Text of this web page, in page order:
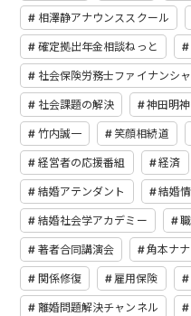
相澤静アナウンススクール
確定拠出年金相談ねっと
社会保険労務士ファイナンシ
社会課題の解決 神田明神
竹内誠一 笑顔相続道
経営者の応援番組 経済
結婚アテンダント 結婚
結婚社会学アカデミー
著者合同講演会 角本ナ
関係修復 雇用保険
離婚問題解決チャンネル